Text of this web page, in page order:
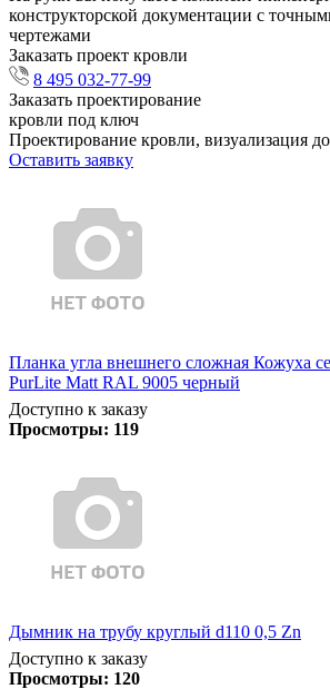
конструкторской документации с
чертежами
Заказать проект кровли
8 495 032-77-99
Заказать проектирование
кровли под ключ
Проектирование кровли, визуализация
Оставить заявку
Планка угла внешнего сложная Кожуха
PurLite Matt RAL 9005 черный
Доступно к заказу
Просмотры: 119
Дымник на трубу круглый d110 0,5 Zn
Доступно к заказу
Просмотры: 120